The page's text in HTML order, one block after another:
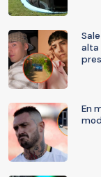
alta
En